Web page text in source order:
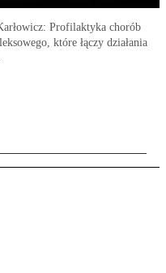
Profilaktyka chorób
które łączy działania